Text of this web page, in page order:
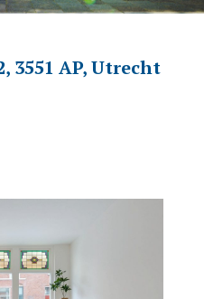
3551 AP, Utrecht